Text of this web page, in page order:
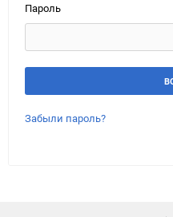
Пароль
Забыли пароль?